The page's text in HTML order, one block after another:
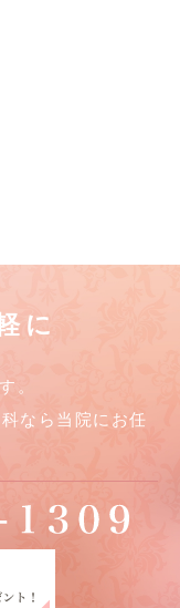
に
。
なら当院にお任